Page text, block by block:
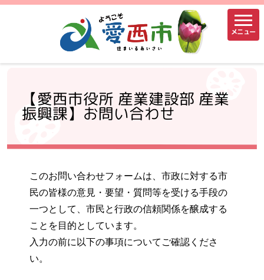
メニュー
【愛西市役所 産業建設部 産業
振興課】お問い合わせ
このお問い合わせフォームは、市政に対する市
民の皆様の意見・要望・質問等を受ける手段の
一つとして、市民と行政の信頼関係を醸成する
ことを目的としています。
入力の前に以下の事項についてご確認くださ
い。